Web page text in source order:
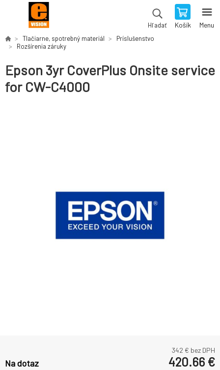
Hľadať Košík Menu
Tlačiarne, spotrebný materiál
Príslušenstvo
Rozšírenia záruky
Epson 3yr CoverPlus Onsite service
for CW-C4000
342 € bez DPH
Na dotaz 420.66 €